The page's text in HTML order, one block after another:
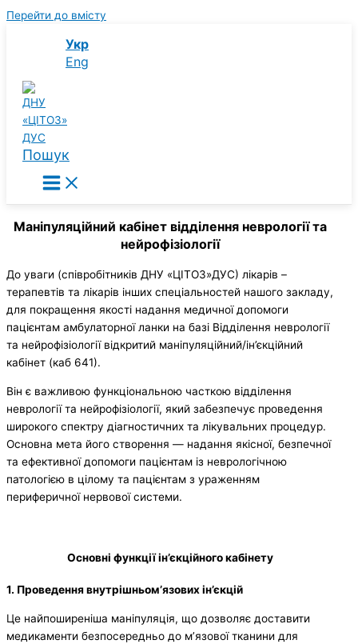
Перейти до вмісту
Укр
Eng
Пошук
Маніпуляційний кабінет відділення неврології та
нейрофізіології
До уваги (співробітників ДНУ «ЦІТОЗ»ДУС) лікарів –
терапевтів та лікарів інших спеціальностей нашого закладу,
для покращення якості надання медичної допомоги
пацієнтам амбулаторної ланки на базі Відділення неврології
та нейрофізіології відкритий маніпуляційний/ін’єкційний
кабінет (каб 641).
Він є важливою функціональною часткою відділення
неврології та нейрофізіології, який забезпечує проведення
широкого спектру діагностичних та лікувальних процедур.
Основна мета його створення — надання якісної, безпечної
та ефективної допомоги пацієнтам із неврологічною
патологією в цілому та пацієнтам з ураженням
периферичної нервової системи.
Основні функції ін’єкційного кабінету
1. Проведення внутрішньом’язових ін’єкцій
Це найпоширеніша маніпуляція, що дозволяє доставити
медикаменти безпосередньо до м’язової тканини для